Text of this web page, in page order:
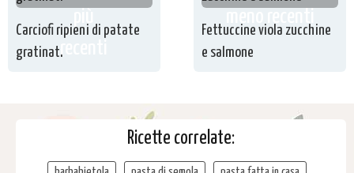
Carciofi ripieni di patate
gratinati
Fettuccine viola zucchine
e salmone
Ricette correlate: